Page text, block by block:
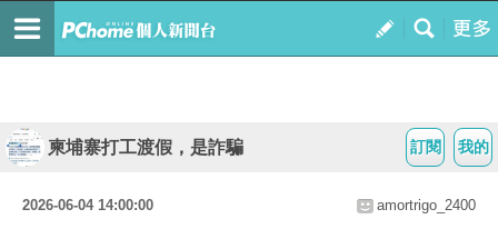
我的
訂閱
柬埔寨打工渡假，是詐騙
2026-06-04 14:00:00 amortrigo_2400